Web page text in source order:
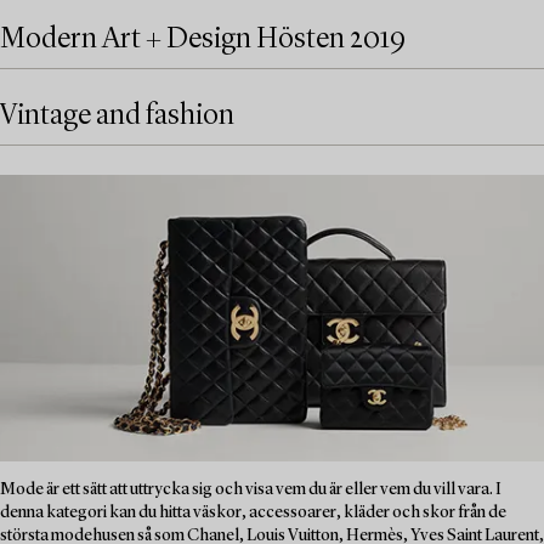
Modern Art + Design Hösten 2019
Vintage and fashion
Mode är ett sätt att uttrycka sig och visa vem du är eller vem du vill vara. I
denna kategori kan du hitta väskor, accessoarer, kläder och skor från de
största modehusen så som Chanel, Louis Vuitton, Hermès, Yves Saint Laurent,